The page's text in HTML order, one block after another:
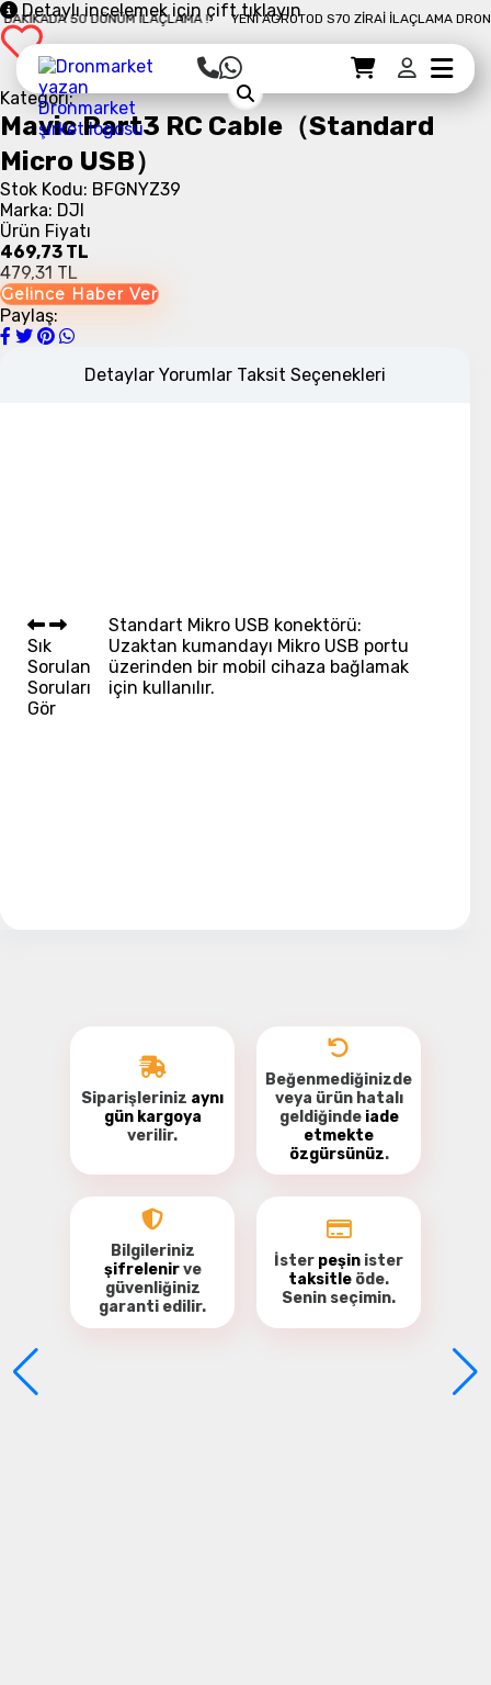
50 DÖNÜM İLAÇLAMA ! YENI AGROTOD S70 ZIRAI İLAÇLAMA DRONU
Sepet
Sepet Detayı Ödemeye Geç
Detaylı incelemek için çift tıklayın
Kategori:
Mavic Part3 RC Cable（Standard
Micro USB）
Stok Kodu: BFGNYZ39
Marka: DJI
Ürün Fiyatı
469,73 TL
479,31 TL
Gelince Haber Ver
Paylaş:
Detaylar Yorumlar Taksit Seçenekleri
Sık
Sorulan
Soruları
Gör
Standart Mikro USB konektörü:
Uzaktan kumandayı Mikro USB portu
üzerinden bir mobil cihaza bağlamak
için kullanılır.
Yorum Yaz
Siparişleriniz aynı
gün kargoya
verilir.
Beğenmediğinizde
veya ürün hatalı
geldiğinde iade
etmekte
özgürsünüz.
Bilgileriniz
şifrelenirve
güvenliğiniz
garanti edilir.
İster peşin ister
taksitle öde.
Senin seçimin.